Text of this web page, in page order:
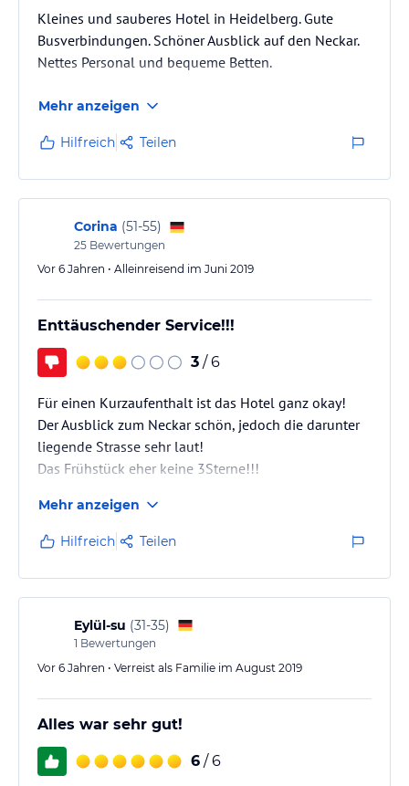
Kleines und sauberes Hotel in Heidelberg. Gute
Busverbindungen. Schöner Ausblick auf den Neckar.
Nettes Personal und bequeme Betten.
Mehr anzeigen
Hilfreich Teilen
Corina (51-55)
25 Bewertungen
Vor 6 Jahren • Alleinreisend im Juni 2019
Enttäuschender Service!!!
3 / 6
Für einen Kurzaufenthalt ist das Hotel ganz okay!
Der Ausblick zum Neckar schön, jedoch die darunter
liegende Strasse sehr laut!
Das Frühstück eher keine 3Sterne!!!
Ich wollte im Dezember 2019 nochmals einen
Aufenthalt buchen; jedoch hat sich auch nach
mehrmaliger Anfrage niemand zurückgemeldet; dies
ist nicht gerade kundenfreundlich!!!
Ich habe sodann anderweitig gebucht!!!
Mehr anzeigen
Hilfreich Teilen
Eylül-su (31-35)
1 Bewertungen
Vor 6 Jahren • Verreist als Familie im August 2019
Alles war sehr gut!
6 / 6